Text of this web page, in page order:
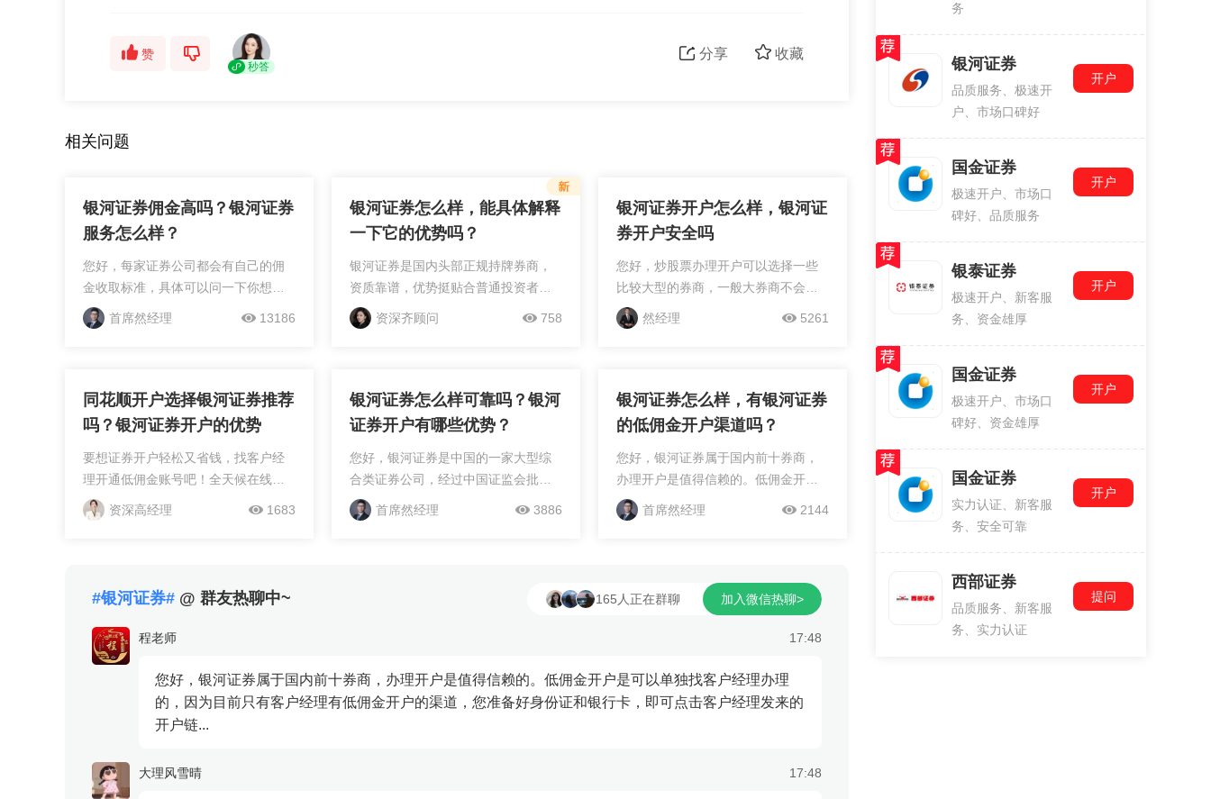
赞
秒答
收藏
分享
相关问题
银河证券佣金高吗？银河证券
服务怎么样？
您好，每家证券公司都会有自己的佣
金收取标准，具体可以问一下你想了
解证券公司的理财经理；如果资金量
比较大，一般还是可以通过理财经理
首席然经理 13186
银河证券怎么样，能具体解释
一下它的优势吗？
银河证券是国内头部正规持牌券商，
资质靠谱，优势挺贴合普通投资者需
求的，核心优势集中在资质、系统和
服务上。具体来说，它的优势可以落
资深齐顾问 758
银河证券开户怎么样，银河证
券开户安全吗
您好，炒股票办理开户可以选择一些
比较大型的券商，一般大券商不会出
差错，更加省心！开户提前预约会有
相应的客户经理协助您办理股票开
然经理 5261
同花顺开户选择银河证券推荐
吗？银河证券开户的优势
要想证券开户轻松又省钱，找客户经
理开通低佣金账号吧！全天候在线服
务，手续费还能商量。带上身份证、
银行卡，跟随app简单操作，十分钟快
资深高经理 1683
银河证券怎么样可靠吗？银河
证券开户有哪些优势？
您好，银河证券是中国的一家大型综
合类证券公司，经过中国证监会批准
成立，拥有较高的市场地位和品牌影
响力。银河证券市场通用默认佣金：
首席然经理 3886
银河证券怎么样，有银河证券
的低佣金开户渠道吗？
您好，银河证券属于国内前十券商，
办理开户是值得信赖的。低佣金开户
是可以单独找客户经理办理的，因为
目前只有客户经理有低佣金开户的渠
首席然经理 2144
#银河证券# @ 群友热聊中~
程老师 17:48
您好，银河证券属于国内前十券商，办理开户是值得信赖的。低佣金开户是可以单独找客户经理办理
的，因为目前只有客户经理有低佣金开户的渠道，您准备好身份证和银行卡，即可点击客户经理发来的
开户链...
大理风雪晴 17:48
165人正在群聊 加入微信热聊>
务
银河证券
品质服务、极速开
户、市场口碑好
开户
国金证券
极速开户、市场口
碑好、品质服务
开户
银泰证券
极速开户、新客服
务、资金雄厚
开户
国金证券
极速开户、市场口
碑好、资金雄厚
开户
国金证券
实力认证、新客服
务、安全可靠
开户
西部证券
品质服务、新客服
务、实力认证
提问